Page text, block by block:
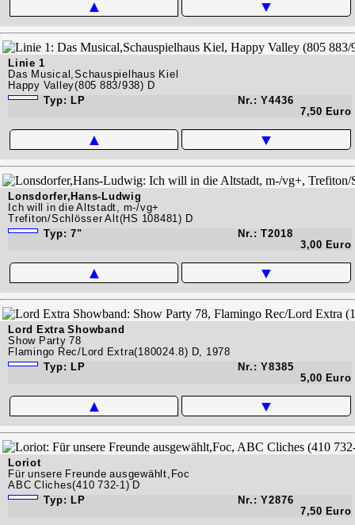
▲ ▼
Linie 1
Das Musical,Schauspielhaus Kiel
Happy Valley(805 883/938) D
Typ: LP
Nr.: Y4436
7,50 Euro
▲ ▼
Lonsdorfer,Hans-Ludwig
Ich will in die Altstadt, m-/vg+
Trefiton/Schlösser Alt(HS 108481) D
Typ: 7"
Nr.: T2018
3,00 Euro
▲ ▼
Lord Extra Showband
Show Party 78
Flamingo Rec/Lord Extra(180024.8) D, 1978
Typ: LP
Nr.: Y8385
5,00 Euro
▲ ▼
Loriot
Für unsere Freunde ausgewählt,Foc
ABC Cliches(410 732-1) D
Typ: LP
Nr.: Y2876
7,50 Euro